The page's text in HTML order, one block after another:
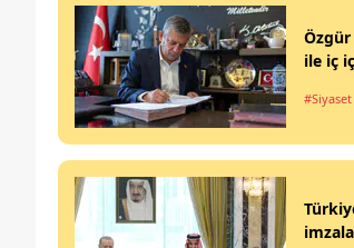
ile iç
#Siyaset